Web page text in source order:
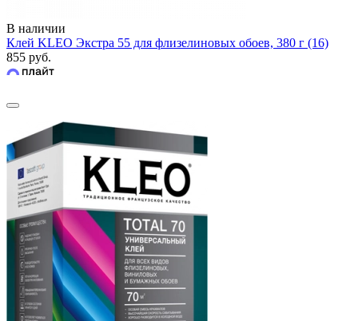
В наличии
Клей KLEO Экстра 55 для флизелиновых обоев, 380 г (16)
855 руб.